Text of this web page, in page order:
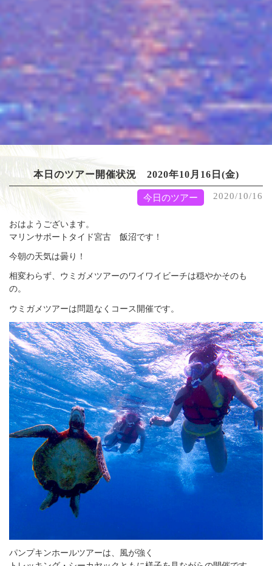
本日のツアー開催状況 2020年10月16日(金)
今日のツアー 2020/10/16
おはようございます。
マリンサポートタイド宮古 飯沼です！
今朝の天気は曇り！
相変わらず、ウミガメツアーのワイワイビーチは穏やかそのも
の。
ウミガメツアーは問題なくコース開催です。
パンプキンホールツアーは、風が強く